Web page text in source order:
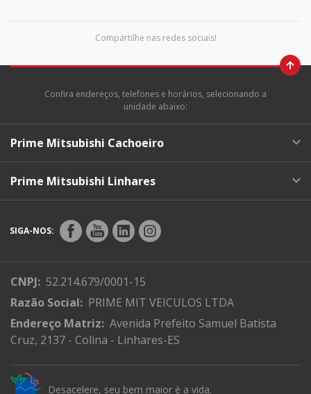
Compartilhe nas redes sociais!
Confira endereços, telefones e horários, selecionando a
unidade abaixo:
Prime Mitsubishi Cachoeiro
Prime Mitsubishi Linhares
SIGA-NOS:
CNPJ: 52.214.679/0001-15
Razão Social: PRIME MIT VEICULOS LTDA
Endereço Matriz: Avenida Prefeito Samuel Batista
Cruz, 2137 - Colina - Linhares-ES
Desacelere, seu bem maior é a vida.